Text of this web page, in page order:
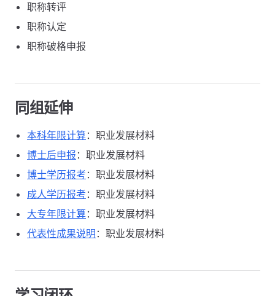
职称转评
职称认定
职称破格申报
同组延伸
本科年限计算：职业发展材料
博士后申报 ：职业发展材料
博士学历报考 ：职业发展材料
成人学历报考 ：职业发展材料
大专年限计算：职业发展材料
代表性成果说明 ：职业发展材料